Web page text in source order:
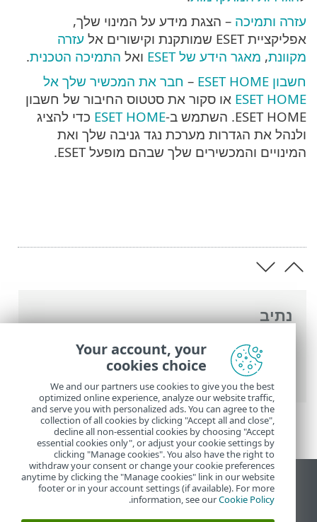
נתיב
העזרה המקוונת של ESET >
ESET Small
Business Security
>
עבודה עם ESET Small
Business Security
עזרה ותמיכה – הצגת מידע על המינוי שלך,
אפליקציית ESET שמותקנת וקישורים אל
עזרה
מקוונת, מאגר הידע של ESET ואל התמיכה הטכנית.
חשבון ESET HOME
– חבר את המכשיר שלך אל
ESET HOME או סקור את סטטוס החיבור של חשבון
ESET HOME. השתמש ב-
ESET HOME כדי להציג
ולנהל את הגדרות מערכת נגד גניבה שלך ואת
המינויים והמכשירים שלך שבהם מופעל ESET.
הצג את האתר למחשב
End of Life
Your account, your
cookies choice
We and our partners use cookies to give you the best
optimized online experience, analyze our website traffic,
and serve you with personalized ads. You can agree to the
collection of all cookies by clicking "Accept all and close",
decline all non-essential cookies by choosing "Accept
essential cookies only", or adjust your cookie settings by
clicking "Manage cookies". You also have the right to
withdraw your consent or change your cookie preferences
anytime by clicking the "Manage cookies" link in our website
footer or in your account settings (if available). For more
information, see ourCookie Policy
.